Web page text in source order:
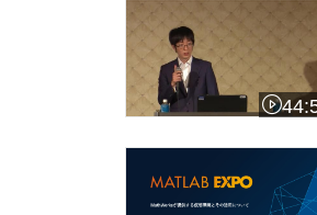
SensorObjectFusion
ビデ